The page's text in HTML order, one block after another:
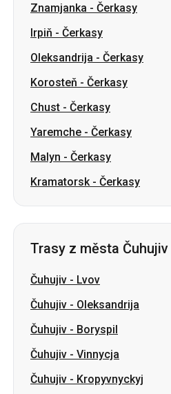
Korosteň-Čerkasy
Chust-Čerkasy
Yaremche-Čerkasy
Malyn-Čerkasy
Kramatorsk-Čerkasy
Trasy z města Čuhujiv
Čuhujiv-Lvov
Čuhujiv - Boryspil
Čuhujiv-Vinnycja
Čuhujiv-Kropyvnyckyj
Čuhujiv-Samar
Čuhujiv-Pavlohrad
Čuhujiv-Záporoží